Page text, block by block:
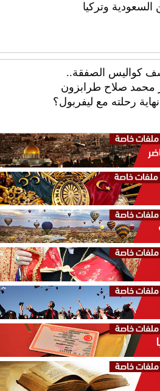
السعودية وتركيا
كواليس الصفقة..
محمد صلاح طرابزون
رحلته مع ليفربول؟